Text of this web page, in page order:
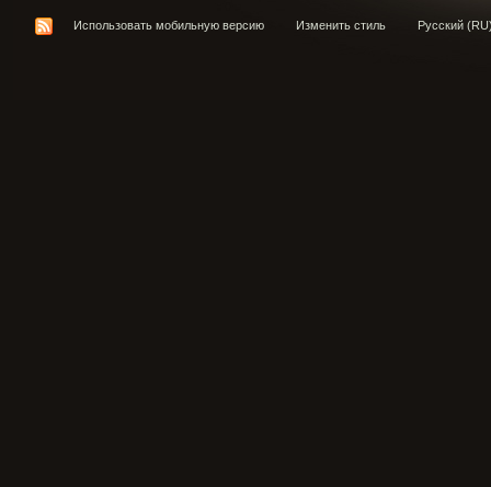
Использовать мобильную версию Изменить стиль Русский